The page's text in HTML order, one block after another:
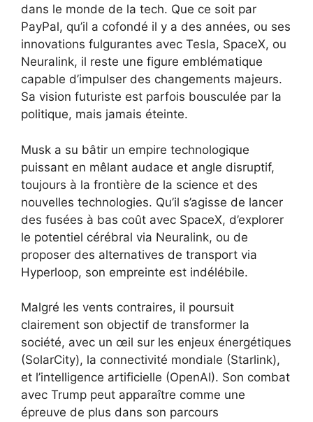
dans le monde de la tech. Que ce soit par
PayPal, qu’il a cofondé il y a des années, ou ses
innovations fulgurantes avec Tesla, SpaceX, ou
Neuralink, il reste une figure emblématique
capable d’impulser des changements majeurs.
Sa vision futuriste est parfois bousculée par la
politique, mais jamais éteinte.
Musk a su bâtir un empire technologique
puissant en mêlant audace et angle disruptif,
toujours à la frontière de la science et des
nouvelles technologies. Qu’il s’agisse de lancer
des fusées à bas coût avec SpaceX, d’explorer
le potentiel cérébral via Neuralink, ou de
proposer des alternatives de transport via
Hyperloop, son empreinte est indélébile.
Malgré les vents contraires, il poursuit
clairement son objectif de transformer la
société, avec un œil sur les enjeux énergétiques
(SolarCity), la connectivité mondiale (Starlink),
et l’intelligence artificielle (OpenAI). Son combat
avec Trump peut apparaître comme une
épreuve de plus dans son parcours